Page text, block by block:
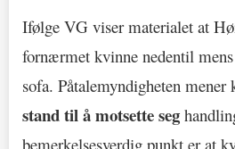
Ifølge VG viser materialet at
fornærmet kvinne nedentil
sofa. Påtalemyndigheten mener
stand til å motsette seg
bemerkelsesverdig punkt er at